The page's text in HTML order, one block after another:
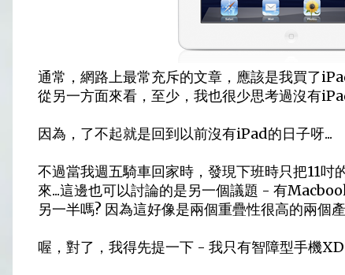
通常，網路上最常充斥的文章，應該是我買了
從另一方面來看，至少，我也很少思考過沒有
因為，了不起就是回到以前沒有iPad的日子呀...
不過當我週五騎車回家時，發現下班時只把11
來...這邊也可以討論的是另一個議題 - 有
另一半嗎? 因為這好像是兩個重疊性很高的兩個
喔，對了，我得先提一下 - 我只有智障型手機XD